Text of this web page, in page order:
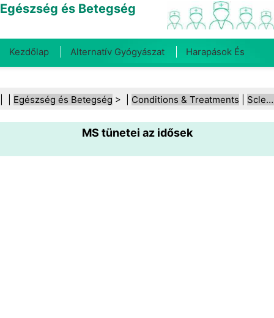
Egészség és Betegség
Kezdőlap Alternatív Gyógyászat Harapások És
Fogegészség Diéta És Táplálkozás Családi
Egészségügyi Ágazat Mentális Egészség
Közegészségügy És Biztonság Sebészet És
Egészség és Betegség > | Conditions & Treatments Sclerosis multiplex
MS tünetei az idősek